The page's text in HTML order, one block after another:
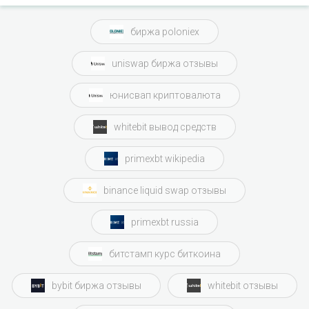
биржа poloniex
uniswap биржа отзывы
юнисвап криптовалюта
whitebit вывод средств
primexbt wikipedia
binance liquid swap отзывы
primexbt russia
битстамп курс биткоина
bybit биржа отзывы whitebit отзывы